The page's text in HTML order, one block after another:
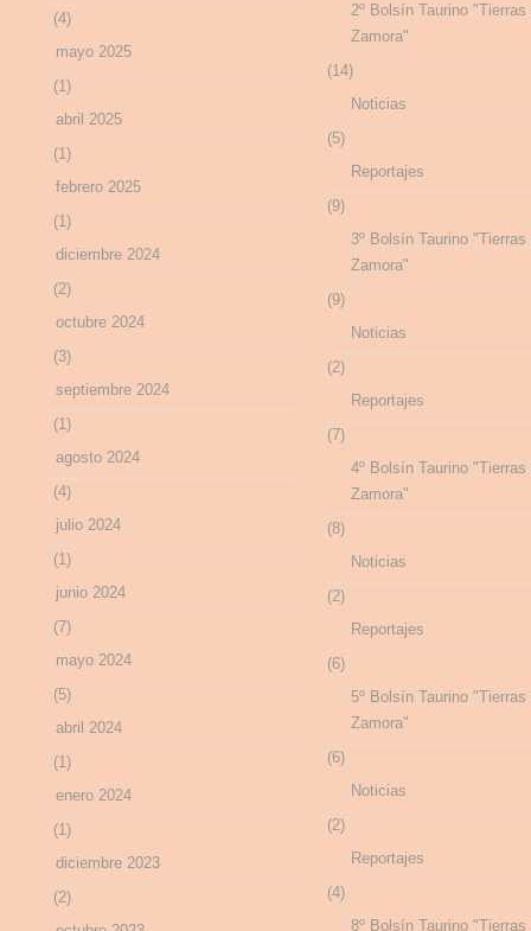
(4)
mayo 2025
(1)
abril 2025
(1)
febrero 2025
(1)
diciembre 2024
(2)
octubre 2024
(3)
septiembre 2024
(1)
agosto 2024
(4)
julio 2024
(1)
junio 2024
(7)
mayo 2024
(5)
abril 2024
(1)
enero 2024
(1)
diciembre 2023
(2)
2º Bolsín Taurino "Tierras
Zamora"
(14)
Noticias
(5)
Reportajes
(9)
3º Bolsín Taurino "Tierras
Zamora"
(9)
Noticias
(2)
Reportajes
(7)
4º Bolsín Taurino "Tierras
Zamora"
(8)
Noticias
(2)
Reportajes
(6)
5º Bolsín Taurino "Tierras
Zamora"
(6)
Noticias
(2)
Reportajes
(4)
8º Bolsín Taurino "Tierras